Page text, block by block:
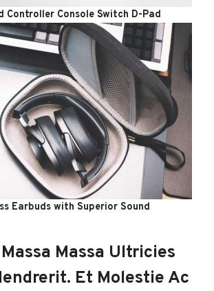
Controller Console Switch D-Pad
Earbuds with Superior Sound
Massa Ultricies
Et Molestie Ac